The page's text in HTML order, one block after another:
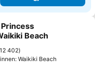
a kedvencekhez
Beach
12 402
Waikiki Beach